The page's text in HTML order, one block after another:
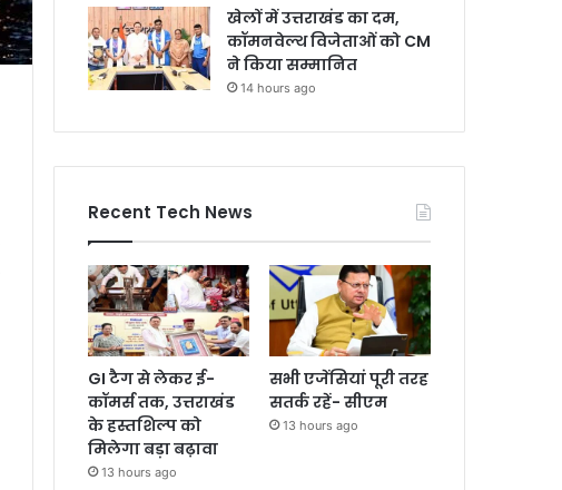
खेलों में उत्तराखंड का दम,
कॉमनवेल्थ विजेताओं को CM
ने किया सम्मानित
14 hours ago
Recent Tech News
GI टैग से लेकर ई-
कॉमर्स तक, उत्तराखंड
के हस्तशिल्प को
मिलेगा बड़ा बढ़ावा
13 hours ago
सभी एजेंसियां पूरी तरह
सतर्क रहें- सीएम
13 hours ago